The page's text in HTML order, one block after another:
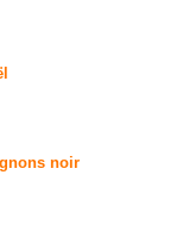
noir